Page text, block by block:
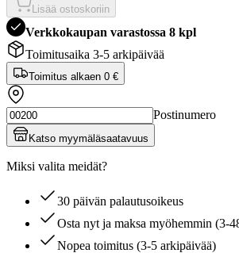
Lisää ostoskoriin
Verkkokaupan varastossa 8 kpl
Toimitusaika 3-5 arkipäivää
Toimitus alkaen 0 €
Postinumero
Katso myymäläsaatavuus
Miksi valita meidät?
30 päivän palautusoikeus
Osta nyt ja maksa myöhemmin (3-
Nopea toimitus (3-5 arkipäivää)